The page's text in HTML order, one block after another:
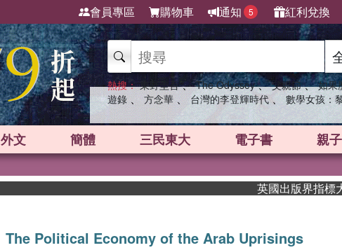
會員專區 購物車 通知 5 紅利兌換
熱搜： 東野圭吾 、 The Odyssey 、 父親節 、 如果
遊錄 、 方念華 、 台灣的李登輝時代 、 數學女孩：
外文 簡體 三民東大 電子書 親子
英國出版界指標大獎
The Political Economy of the Arab Uprisings